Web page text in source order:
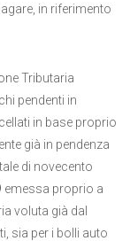
in riferimento
Tributaria
pendenti in
in base proprio
già in pendenza
di novecento
emessa proprio a
voluta già dal
sia per i bolli auto